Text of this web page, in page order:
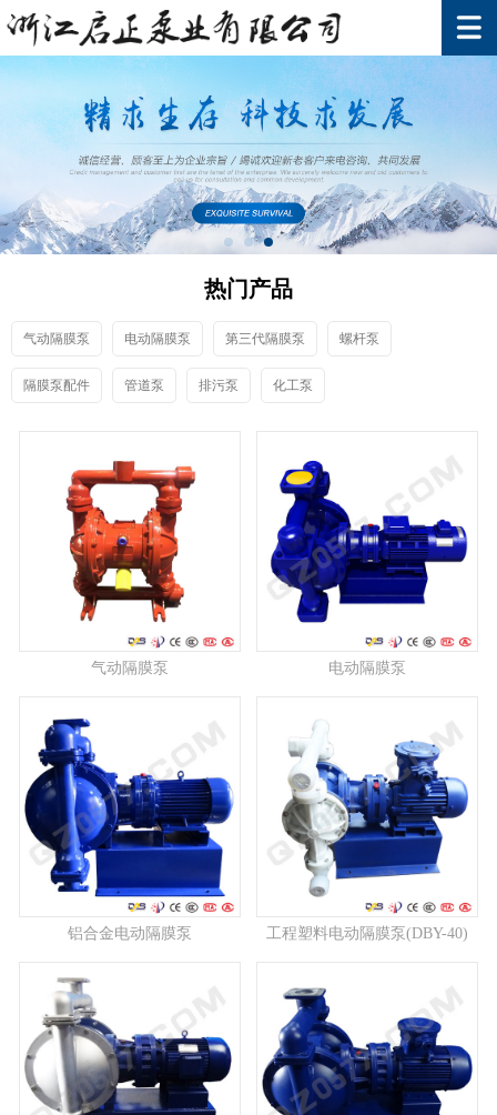
热门产品
气动隔膜泵 电动隔膜泵 第三代隔膜泵 螺杆泵
隔膜泵配件 管道泵 排污泵 化工泵
气动隔膜泵 电动隔膜泵
铝合金电动隔膜泵 工程塑料电动隔膜泵(DBY-40)